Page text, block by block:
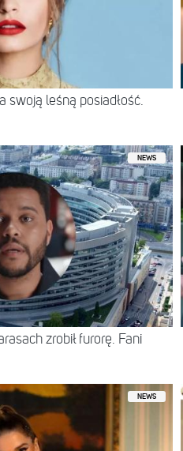
leśną posiadłość.
NEWS
zrobił furorę. Fani
NEWS